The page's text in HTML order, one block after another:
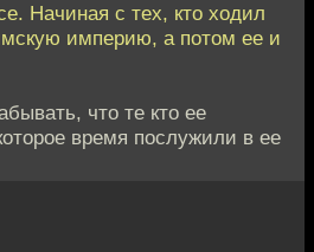
Начиная с тех, кто ходил
империю, а потом ее и
что те кто ее
время послужили в ее